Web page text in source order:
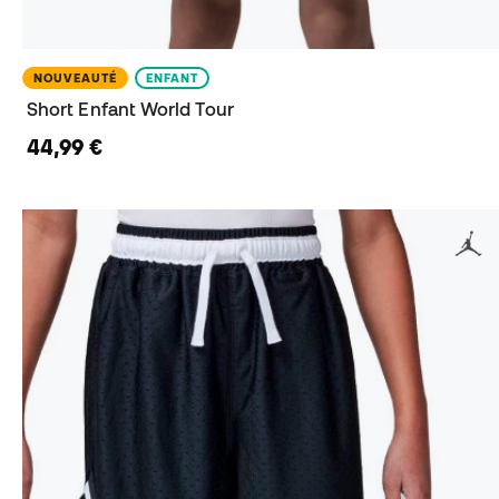
NOUVEAUTÉ ENFANT
Short Enfant World Tour
44,99 €